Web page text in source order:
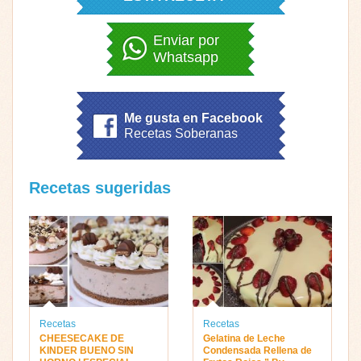
Enviar por
Whatsapp
Me gusta en Facebook
Recetas Soberanas
Recetas sugeridas
Recetas
CHEESECAKE DE
KINDER BUENO SIN
Recetas
Gelatina de Leche
Condensada Rellena de